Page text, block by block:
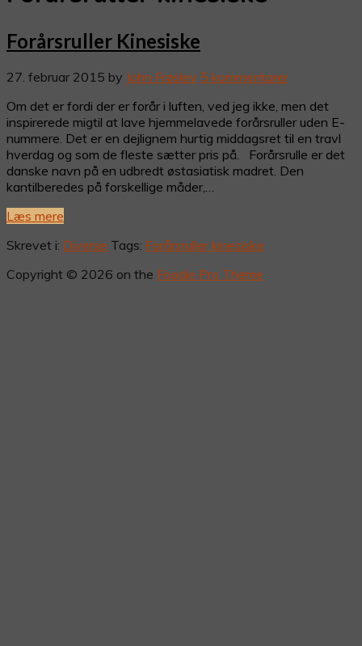
Forårsruller Kinesiske
27. februar 2015 by John Frøslev 5 kommentarer
Om det er fordi der er forår i luften, ved jeg ikke, men det
inspirerede migtil at lave hjemmelavede forårsruller uden E-
nummere. Det er en dejlignem hurtig middagsret til en travl
hverdag og som de fleste sætter pris på. Forårsrulle er det
danske navn på en udbredt østasiatisk madret. Den
kantilberedes på forskellige måder,…
Læs mere
Skrevet i: Diverse Tags: Forårsruller kinesiske
Copyright © 2026 on the Foodie Pro Theme